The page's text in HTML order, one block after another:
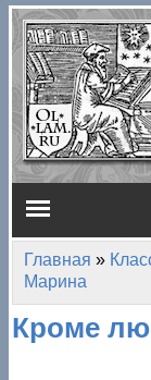
Перейти к
Главное
Вы здесь
Главная »
Марина
Кроме